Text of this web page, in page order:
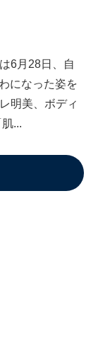
6月28日、自
になった姿を
明美、ボディ
...